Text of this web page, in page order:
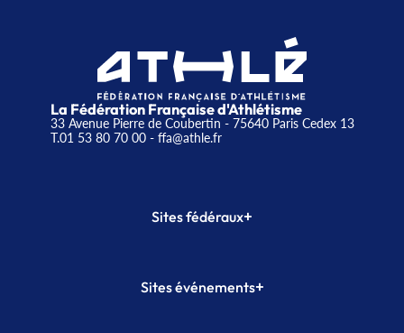
La Fédération Française d'Athlétisme
33 Avenue Pierre de Coubertin - 75640 Paris Cedex 13
T.01 53 80 70 00- ffa@athle.fr
Sites fédéraux+
Plateforme Formation
Sites événements+